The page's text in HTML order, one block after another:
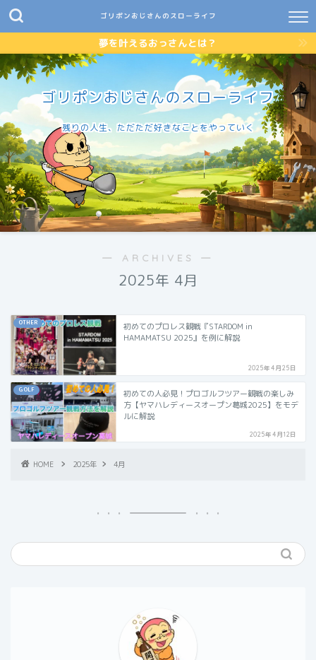
ゴリポンおじさんのスローライフ
夢を叶えるおっさんとは？
ゴリポンおじさんのスローライフ
残りの人生、ただただ好きなことをやっていく
― ARCHIVES ―
2025年 4月
OTHER
初めてのプロレス観戦『STARDOM in
HAMAMATSU 2025』を例に解説
2025年4月25日
GOLF
初めての人必見！プロゴルフツアー観戦の楽しみ
方【ヤマハレディースオープン葛城2025】をモデ
ルに解説
2025年4月12日
HOME 2025年 4月